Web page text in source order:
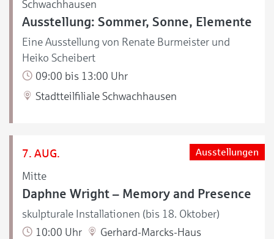
Schwachhausen
Ausstellung: Sommer, Sonne, Elemente
Eine Ausstellung von Renate Burmeister und
Heiko Scheibert
09:00 bis 13:00 Uhr
Stadtteilfiliale Schwachhausen
7. AUG.
Mitte
Ausstellungen
Daphne Wright – Memory and Presence
skulpturale Installationen (bis 18. Oktober)
10:00 Uhr
Gerhard-Marcks-Haus